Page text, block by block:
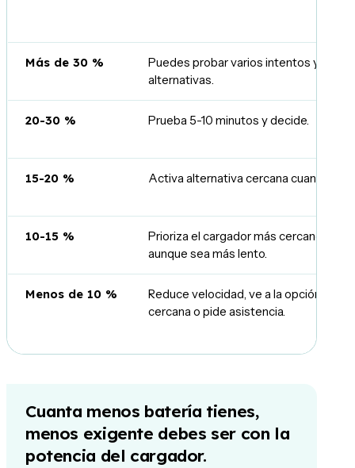
Más de 30 %
Puedes probar varios intentos y
alternativas.
20-30 % Prueba 5-10 minutos y decide.
15-20 % Activa alternativa cercana cuanto
10-15 %
Prioriza el cargador más cercano y
aunque sea más lento.
Menos de 10 %
Reduce velocidad, ve a la opción
cercana o pide asistencia.
Cuanta menos batería tienes,
menos exigente debes ser con la
potencia del cargador.